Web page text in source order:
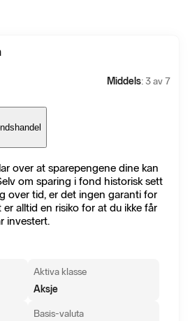
Middels: 3 av 7
over at sparepengene dine kan
om sparing i fond historisk sett
over tid, er det ingen garanti for
alltid en risiko for at du ikke får
investert.
Aktiva klasse
Aksje
Basis-valuta